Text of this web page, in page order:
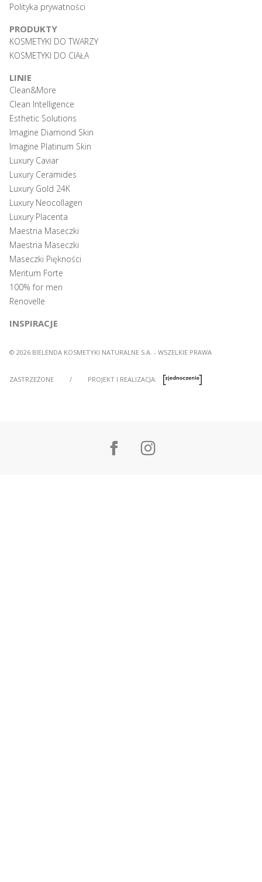
Polityka prywatności
PRODUKTY
KOSMETYKI DO TWARZY
KOSMETYKI DO CIAŁA
LINIE
Clean&More
Clean Intelligence
Esthetic Solutions
Imagine Diamond Skin
Imagine Platinum Skin
Luxury Caviar
Luxury Ceramides
Luxury Gold 24K
Luxury Neocollagen
Luxury Placenta
Maestria Maseczki
Maestria Maseczki
Maseczki Piękności
Meritum Forte
100% for men
Renovelle
INSPIRACJE
© 2026 BIELENDA KOSMETYKI NATURALNE S.A. - WSZELKIE PRAWA
ZASTRZEŻONE / PROJEKT I REALIZACJA: